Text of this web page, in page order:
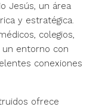
Jesús, un área
y estratégica.
colegios,
entorno con
conexiones
ofrece